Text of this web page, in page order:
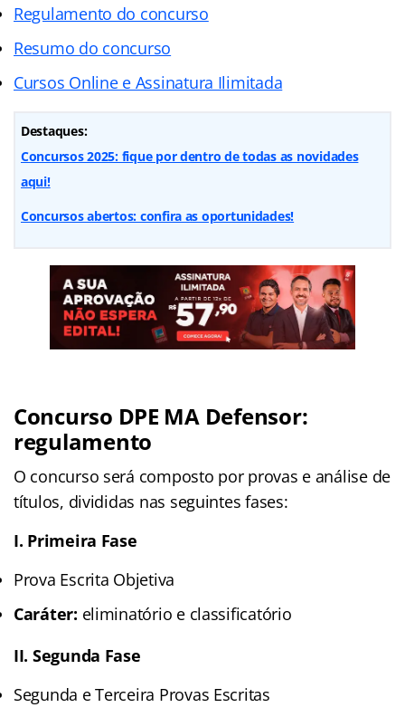
Regulamento do concurso
Resumo do concurso
Cursos Online e Assinatura Ilimitada
Destaques:
Concursos 2025: fique por dentro de todas as novidades
aqui!
Concursos abertos: confira as oportunidades!
Concurso DPE MA Defensor:
regulamento
O concurso será composto por provas e análise de
títulos, divididas nas seguintes fases:
I. Primeira Fase
Prova Escrita Objetiva
Caráter: eliminatório e classificatório
II. Segunda Fase
Segunda e Terceira Provas Escritas